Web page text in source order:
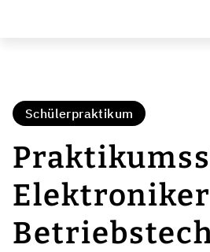
Schülerpraktikum